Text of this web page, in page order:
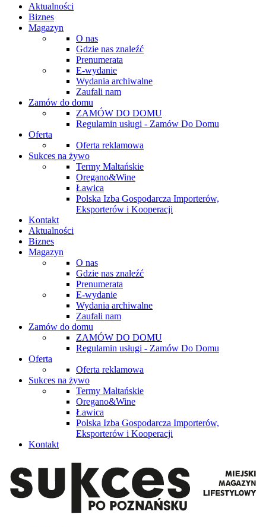
Aktualności
Biznes
Magazyn
O nas
Gdzie nas znaleźć
Prenumerata
E-wydanie
Wydania archiwalne
Zaufali nam
Zamów do domu
ZAMÓW DO DOMU
Regulamin usługi - Zamów Do Domu
Oferta
Oferta reklamowa
Sukces na żywo
Termy Maltańskie
Oregano&Wine
Ławica
Polska Izba Gospodarcza Importerów,
Eksporterów i Kooperacji
Kontakt
Aktualności
Biznes
Magazyn
O nas
Gdzie nas znaleźć
Prenumerata
E-wydanie
Wydania archiwalne
Zaufali nam
Zamów do domu
ZAMÓW DO DOMU
Regulamin usługi - Zamów Do Domu
Oferta
Oferta reklamowa
Sukces na żywo
Termy Maltańskie
Oregano&Wine
Ławica
Polska Izba Gospodarcza Importerów,
Eksporterów i Kooperacji
Kontakt